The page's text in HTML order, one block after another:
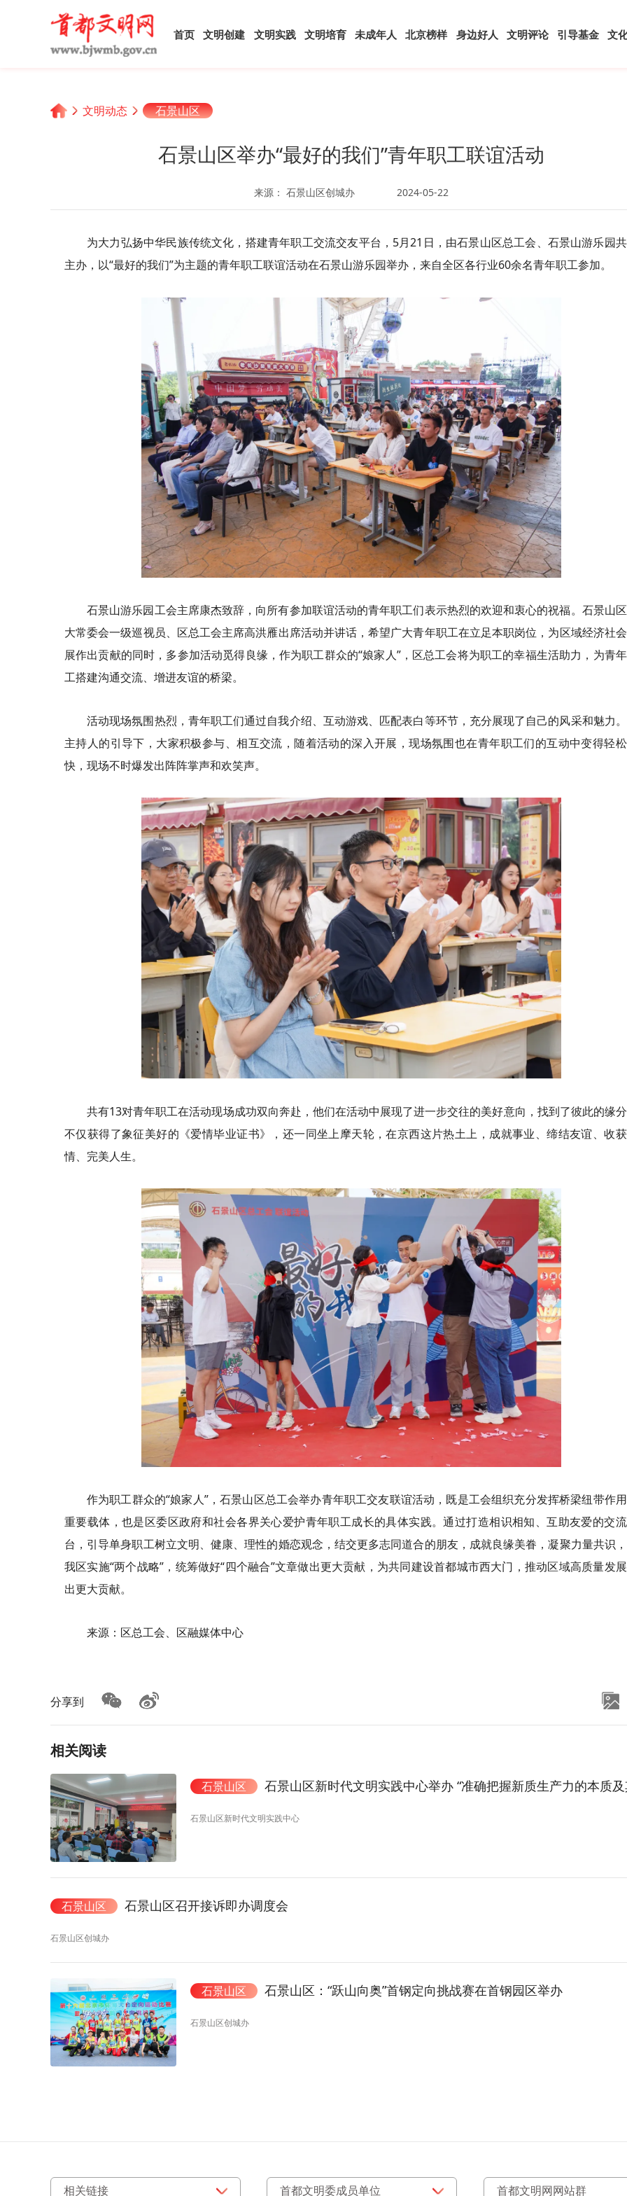
首页 文明创建 文明实践 文明培育 未成年人 北京榜样 身边好人 文明评论 引导基金 文
文明动态 石景山区
石景山区举办“最好的我们”青年职工联谊活动
来源： 石景山区创城办 2024-05-22
为大力弘扬中华民族传统文化，搭建青年职工交流交友平台，5月21日，由石景山区总工会、石景山游乐园
主办，以“最好的我们”为主题的青年职工联谊活动在石景山游乐园举办，来自全区各行业60余名青年职工参加。
石景山游乐园工会主席康杰致辞，向所有参加联谊活动的青年职工们表示热烈的欢迎和衷心的祝福。石景山
大常委会一级巡视员、区总工会主席高洪雁出席活动并讲话，希望广大青年职工在立足本职岗位，为区域经济社
展作出贡献的同时，多参加活动觅得良缘，作为职工群众的“娘家人”，区总工会将为职工的幸福生活助力，为青
工搭建沟通交流、增进友谊的桥梁。
活动现场氛围热烈，青年职工们通过自我介绍、互动游戏、匹配表白等环节，充分展现了自己的风采和魅力
主持人的引导下，大家积极参与、相互交流，随着活动的深入开展，现场氛围也在青年职工们的互动中变得轻
快，现场不时爆发出阵阵掌声和欢笑声。
共有13对青年职工在活动现场成功双向奔赴，他们在活动中展现了进一步交往的美好意向，找到了彼此的缘
不仅获得了象征美好的《爱情毕业证书》，还一同坐上摩天轮，在京西这片热土上，成就事业、缔结友谊、收
情、完美人生。
作为职工群众的“娘家人”，石景山区总工会举办青年职工交友联谊活动，既是工会组织充分发挥桥梁纽带作
重要载体，也是区委区政府和社会各界关心爱护青年职工成长的具体实践。通过打造相识相知、互助友爱的交
台，引导单身职工树立文明、健康、理性的婚恋观念，结交更多志同道合的朋友，成就良缘美眷，凝聚力量共识
我区实施“两个战略”，统筹做好“四个融合”文章做出更大贡献，为共同建设首都城市西大门，推动区域高质量发
出更大贡献。
来源：区总工会、区融媒体中心
分享到
相关阅读
石景山区 石景山区新时代文明实践中心举办 “准确把握新质生产力的本质及其内涵”主题
石景山区新时代文明实践中心
石景山区 石景山区召开接诉即办调度会
石景山区创城办
石景山区 石景山区：“跃山向奥”首钢定向挑战赛在首钢园区举办
石景山区创城办